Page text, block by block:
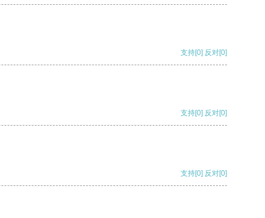
支持[0] 反对[0]
支持[0] 反对[0]
支持[0] 反对[0]